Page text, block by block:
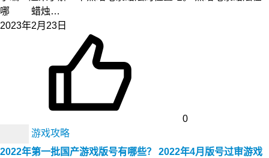
哪 蜡烛…
2023年2月23日
0
游戏攻略
2022年第一批国产游戏版号有哪些？ 2022年4月版号过审游戏